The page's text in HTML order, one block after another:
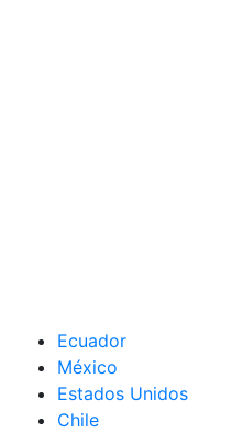
Ecuador
México
Estados Unidos
Chile